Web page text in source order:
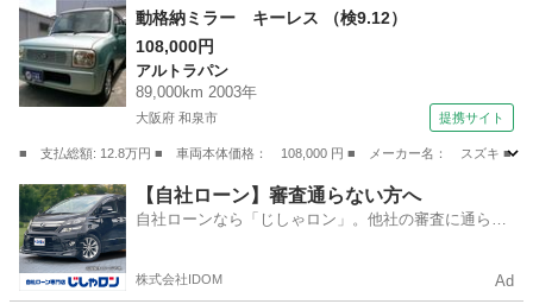
動格納ミラー キーレス （検9.12）
108,000円
アルトラパン
89,000km 2003年
大阪府 和泉市 提携サイト
■ 支払総額: 12.8万円 ■ 車両本体価格： 108,000 円 ■ メーカー名： スズキ
大阪 和泉市 アルトラパン
【自社ローン】審査通らない方へ
自社ローンなら「じしゃロン」。他社の審査に通らな
株式会社IDOM Ad